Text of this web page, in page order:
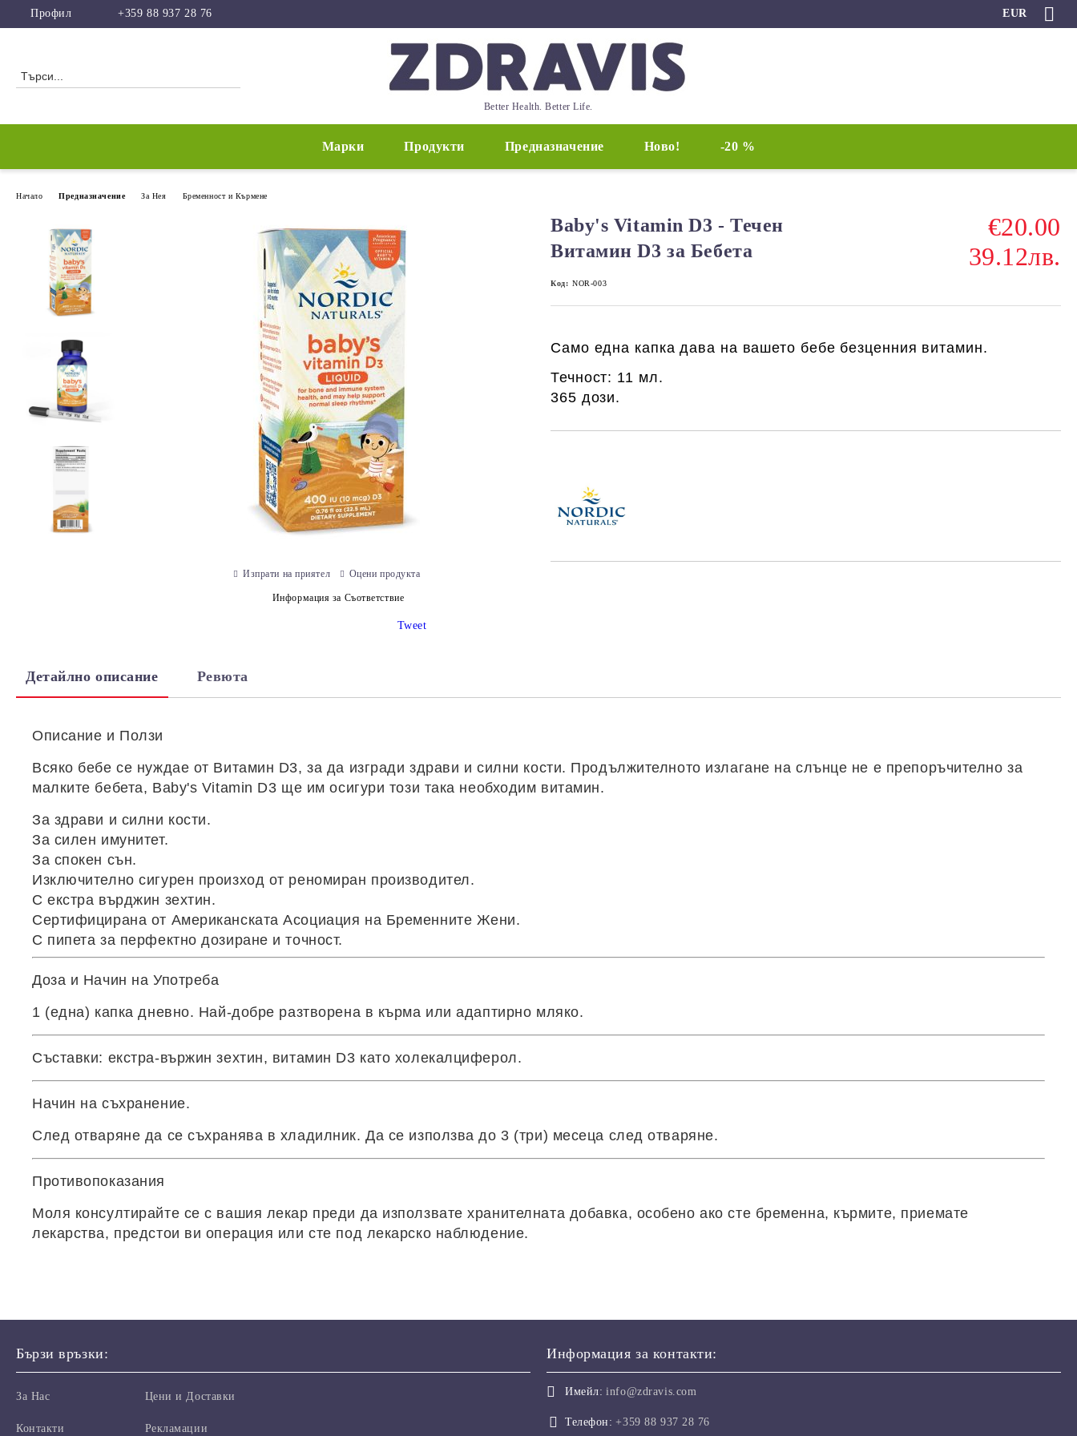
Профил +359 88 937 28 76 EUR
Better Health. Better Life.
Марки Продукти Предназначение Ново! -20 %
Начало Предназначение За Нея Бременност и Кърмене
Baby's Vitamin D3 - Течен
Витамин D3 за Бебета
€20.00
39.12лв.
Код: NOR-003
Само една капка дава на вашето бебе безценния витамин.
Течност: 11 мл.
365 дози.
Изпрати на приятел Оцени продукта
Информация за Съответствие
Tweet
Детайлно описание Ревюта
Описание и Ползи
Всяко бебе се нуждае от Витамин D3, за да изгради здрави и силни кости. Продължителното излагане на слънце не е препоръчително за
малките бебета, Baby's Vitamin D3 ще им осигури този така необходим витамин.
За здрави и силни кости.
За силен имунитет.
За спокен сън.
Изключително сигурен произход от реномиран производител.
С екстра върджин зехтин.
Сертифицирана от Американската Асоциация на Бременните Жени.
С пипета за перфектно дозиране и точност.
Доза и Начин на Употреба
1 (една) капка дневно. Най-добре разтворена в кърма или адаптирно мляко.
Съставки: екстра-вържин зехтин, витамин D3 като холекалциферол.
Начин на съхранение.
След отваряне да се съхранява в хладилник. Да се използва до 3 (три) месеца след отваряне.
Противопоказания
Моля консултирайте се с вашия лекар преди да използвате хранителната добавка, особено ако сте бременна, кърмите, приемате
лекарства, предстои ви операция или сте под лекарско наблюдение.
Бързи връзки:
За Нас
Контакти
Цени и Доставки
Рекламации
Информация за контакти:
Имейл: info@zdravis.com
Телефон: +359 88 937 28 76